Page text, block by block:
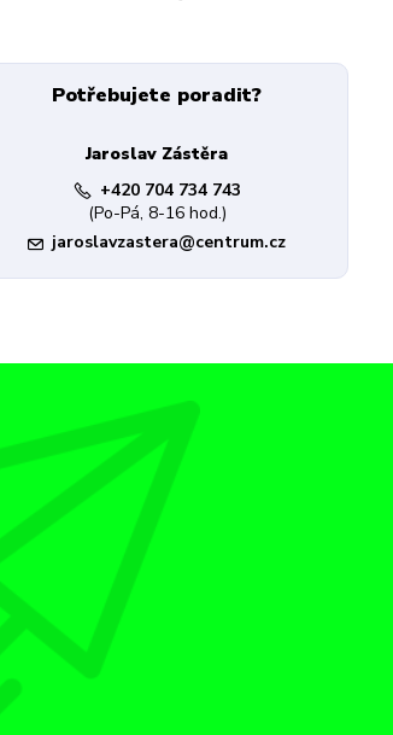
Potřebujete poradit?
Jaroslav Zástěra
+420 704 734 743
(Po-Pá, 8-16 hod.)
jaroslavzastera@centrum.cz